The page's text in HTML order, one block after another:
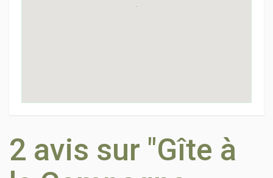
2 avis sur "Gîte à